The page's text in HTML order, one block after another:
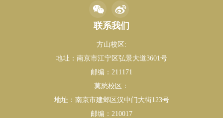
联系我们
方山校区:
地址：南京市江宁区弘景大道3601号
邮编：211171
莫愁校区：
地址：南京市建邺区汉中门大街123号
邮编：210017